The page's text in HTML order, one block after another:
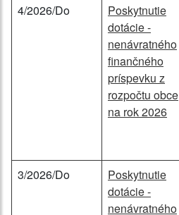
4/2026/Do
Poskytnutie
dotácie -
nenávratného
finančného
príspevku z
rozpočtu obce
na rok 2026
3/2026/Do
Poskytnutie
dotácie -
nenávratného